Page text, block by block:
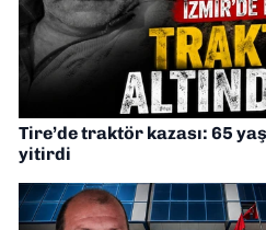
Tire’de traktör kazası: 65
yitirdi